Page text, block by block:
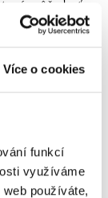
Více o cookies
funkcí
využíváme
používáte,
môžu byť